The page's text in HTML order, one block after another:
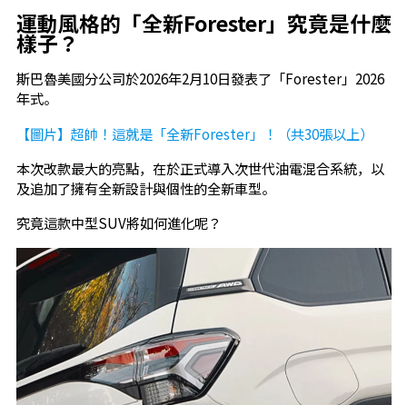
運動風格的「全新Forester」究竟是什麼
樣子？
斯巴魯美國分公司於2026年2月10日發表了「Forester」2026
年式。
【圖片】超帥！這就是「全新Forester」！（共30張以上）
本次改款最大的亮點，在於正式導入次世代油電混合系統，以
及追加了擁有全新設計與個性的全新車型。
究竟這款中型SUV將如何進化呢？